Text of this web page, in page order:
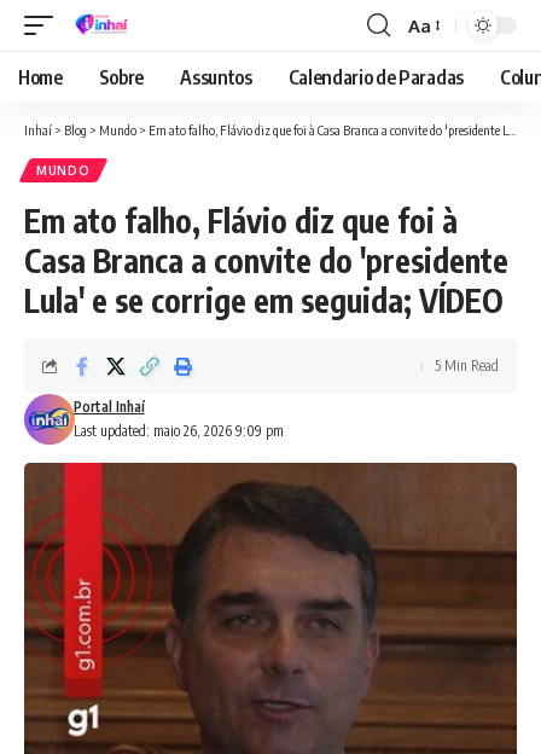
Font
Resizer
Aa
Home Sobre Assuntos Calendario de Paradas
Inhaí > Blog > Mundo > Em ato falho, Flávio diz que foi à Casa Branca a convite do 'presidente Lula' e se corrige em seguida; VÍDEO
MUNDO
Em ato falho, Flávio diz que foi à
Casa Branca a convite do 'presidente
Lula' e se corrige em seguida; VÍDEO
Last updated: maio 26, 2026 9:09 pm
Portal Inhaí
5 Min Read